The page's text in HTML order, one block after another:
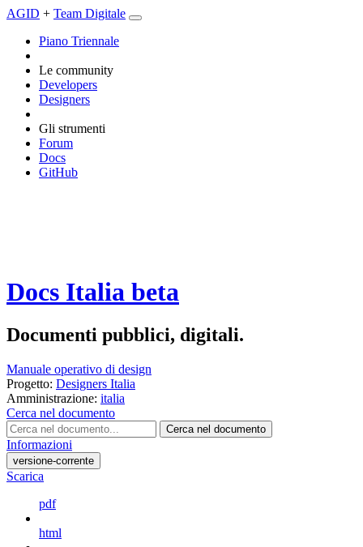
AGID + Team Digitale
Piano Triennale
Le community
Developers
Designers
Gli strumenti
Forum
Docs
GitHub
Docs Italia beta
Documenti pubblici, digitali.
Manuale operativo di design
Progetto: Designers Italia
Amministrazione: italia
Cerca nel documento
Cerca nel documento
Informazioni
versione-corrente
Scarica
pdf
html